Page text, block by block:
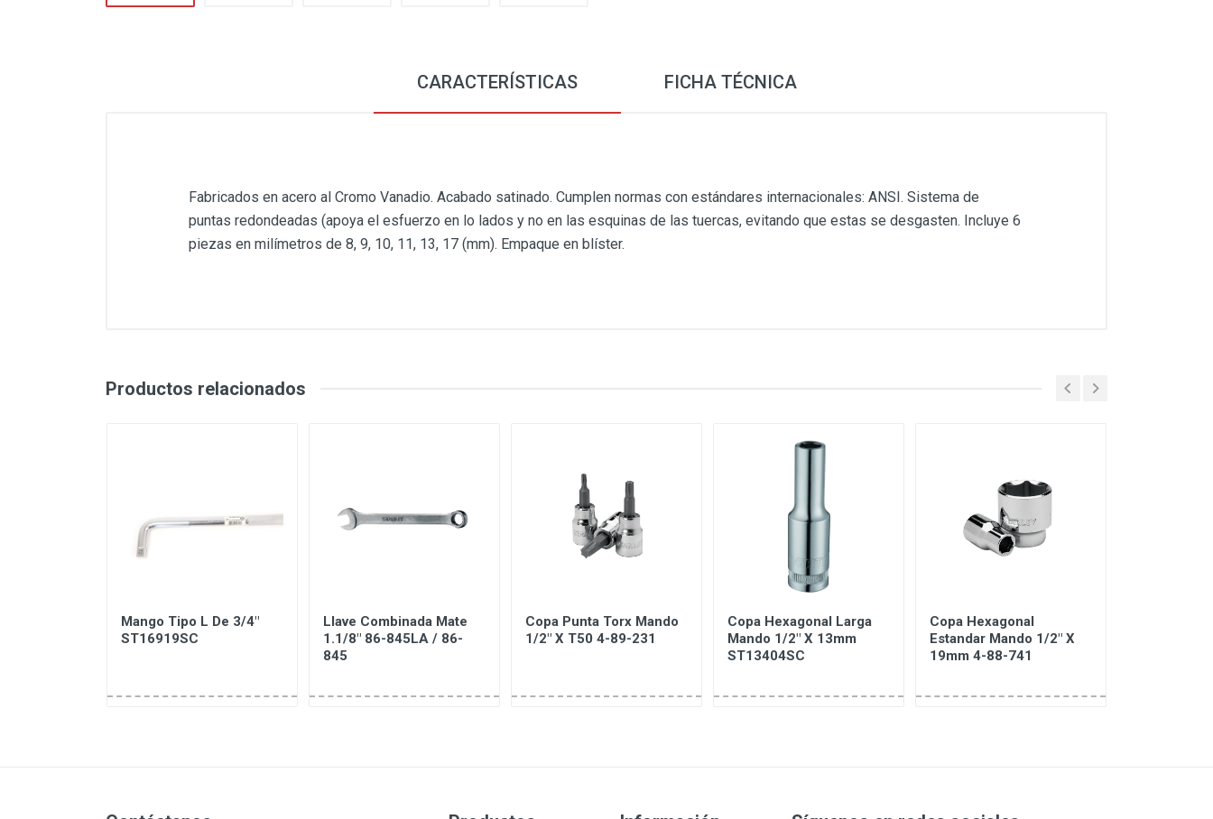
CARACTERÍSTICAS FICHA TÉCNICA
Fabricados en acero al Cromo Vanadio. Acabado satinado. Cumplen normas con estándares internacionales: ANSI. Sistema de
puntas redondeadas (apoya el esfuerzo en lo lados y no en las esquinas de las tuercas, evitando que estas se desgasten. Incluye 6
piezas en milímetros de 8, 9, 10, 11, 13, 17 (mm). Empaque en blíster.
Productos relacionados
Mango Tipo L De 3/4"
ST16919SC
Llave Combinada Mate
1.1/8" 86-845LA / 86-
845
Copa Punta Torx Mando
1/2" X T50 4-89-231
Copa Hexagonal Larga
Mando 1/2" X 13mm
ST13404SC
Copa Hexagonal
Estandar Mando 1/2" X
19mm 4-88-741